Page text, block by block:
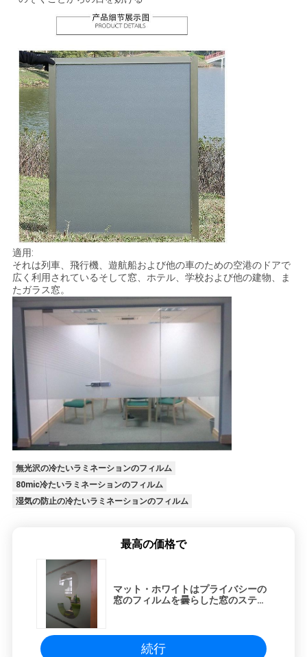
図
PRIVACY
POLICY
適用:
それは列車、飛行機、遊航船および他の車のための空港のドアで
広く利用されているそして窓、ホテル、学校および他の建物、ま
たガラス窓。
無光沢の冷たいラミネーションのフィルム
80mic冷たいラミネーションのフィルム
湿気の防止の冷たいラミネーションのフィルム
最高の価格で
マット・ホワイトはプライバシーの
窓のフィルムを曇らした窓のステッ
続行